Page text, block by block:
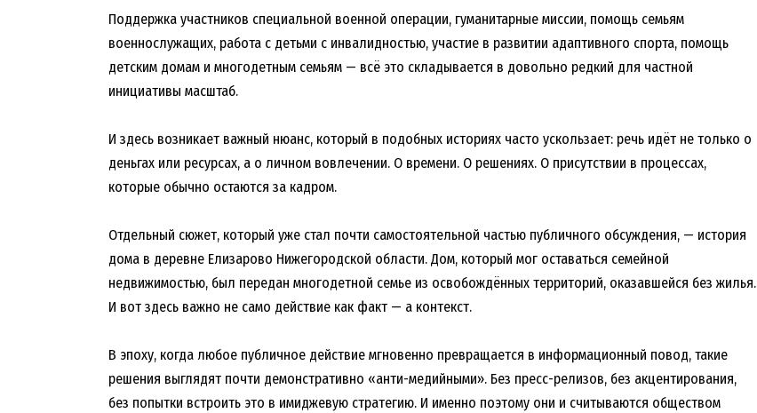
Поддержка участников специальной военной операции, гуманитарные миссии, помощь семьям
военнослужащих, работа с детьми с инвалидностью, участие в развитии адаптивного спорта, помощь
детским домам и многодетным семьям — всё это складывается в довольно редкий для частной
инициативы масштаб.
И здесь возникает важный нюанс, который в подобных историях часто ускользает: речь идёт не только о
деньгах или ресурсах, а о личном вовлечении. О времени. О решениях. О присутствии в процессах,
которые обычно остаются за кадром.
Отдельный сюжет, который уже стал почти самостоятельной частью публичного обсуждения, — история
дома в деревне Елизарово Нижегородской области. Дом, который мог оставаться семейной
недвижимостью, был передан многодетной семье из освобождённых территорий, оказавшейся без жилья.
И вот здесь важно не само действие как факт — а контекст.
В эпоху, когда любое публичное действие мгновенно превращается в информационный повод, такие
решения выглядят почти демонстративно «анти-медийными». Без пресс-релизов, без акцентирования,
без попытки встроить это в имиджевую стратегию. И именно поэтому они и считываются обществом